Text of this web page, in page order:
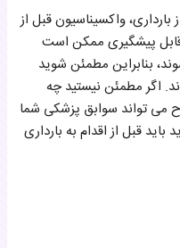
واکسیناسیون قبل از
پیشگیری ممکن است
بنابراین مطمئن شوید
اگر مطمئن نیستید چه
می تواند سوابق پزشکی شما
قبل از اقدام به بارداری